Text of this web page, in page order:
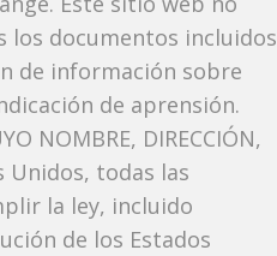
los documentos incluidos
de información sobre
de aprensión.
NOMBRE, DIRECCIÓN,
Unidos, todas las
la ley, incluido
de los Estados